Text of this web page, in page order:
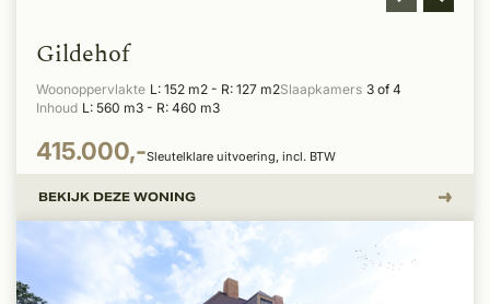
Gildehof
Woonoppervlakte L: 152 m2 - R: 127 m2Slaapkamers 3 of 4
Inhoud L: 560 m3 - R: 460 m3
415.000,-Sleutelklare uitvoering, incl. BTW
BEKIJK DEZE WONING